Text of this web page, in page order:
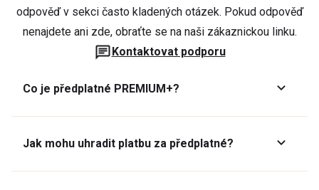
odpověď v sekci často kladených otázek. Pokud odpověď
nenajdete ani zde, obraťte se na naši zákaznickou linku.
Kontaktovat podporu
Co je předplatné PREMIUM+?
Jak mohu uhradit platbu za předplatné?